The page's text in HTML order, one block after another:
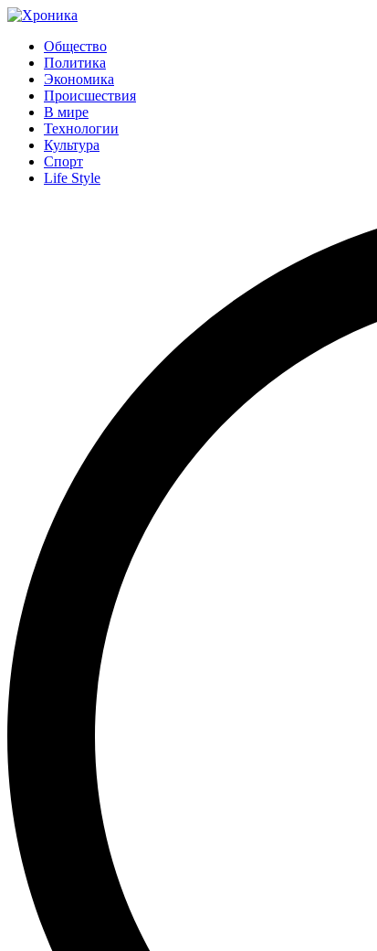
Общество
Политика
Экономика
Происшествия
В мире
Технологии
Культура
Спорт
Life Style